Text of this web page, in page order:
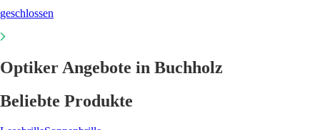
geschlossen
Optiker Angebote in Buchholz
Beliebte Produkte